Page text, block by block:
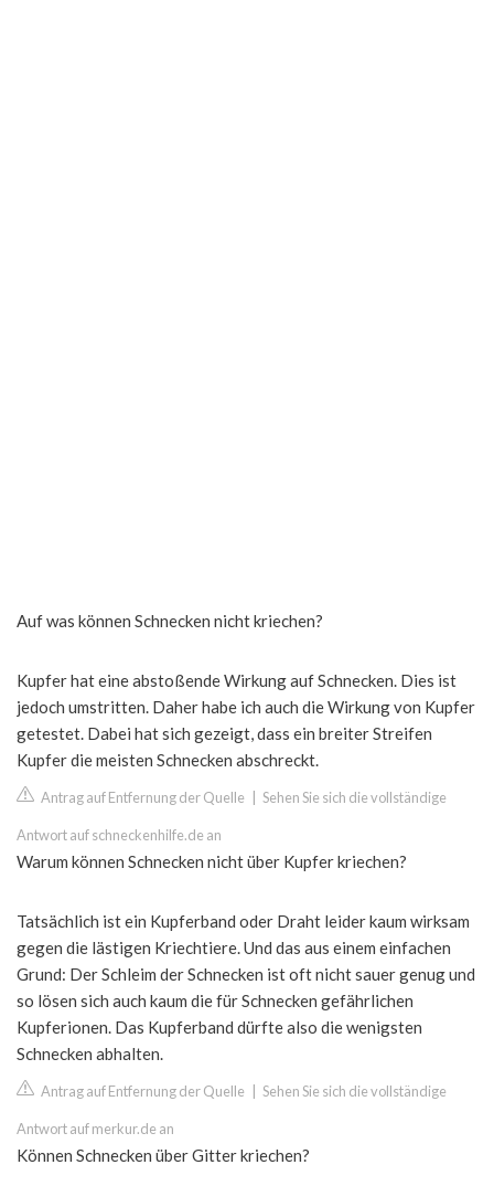
Auf was können Schnecken nicht kriechen?
Kupfer hat eine abstoßende Wirkung auf Schnecken. Dies ist
jedoch umstritten. Daher habe ich auch die Wirkung von Kupfer
getestet. Dabei hat sich gezeigt, dass ein breiter Streifen
Kupfer die meisten Schnecken abschreckt.
Antrag auf Entfernung der Quelle Sehen Sie sich die vollständige
Antwort auf schneckenhilfe.de an
Warum können Schnecken nicht über Kupfer kriechen?
Tatsächlich ist ein Kupferband oder Draht leider kaum wirksam
gegen die lästigen Kriechtiere. Und das aus einem einfachen
Grund: Der Schleim der Schnecken ist oft nicht sauer genug und
so lösen sich auch kaum die für Schnecken gefährlichen
Kupferionen. Das Kupferband dürfte also die wenigsten
Schnecken abhalten.
Antrag auf Entfernung der Quelle Sehen Sie sich die vollständige
Antwort auf merkur.de an
Können Schnecken über Gitter kriechen?